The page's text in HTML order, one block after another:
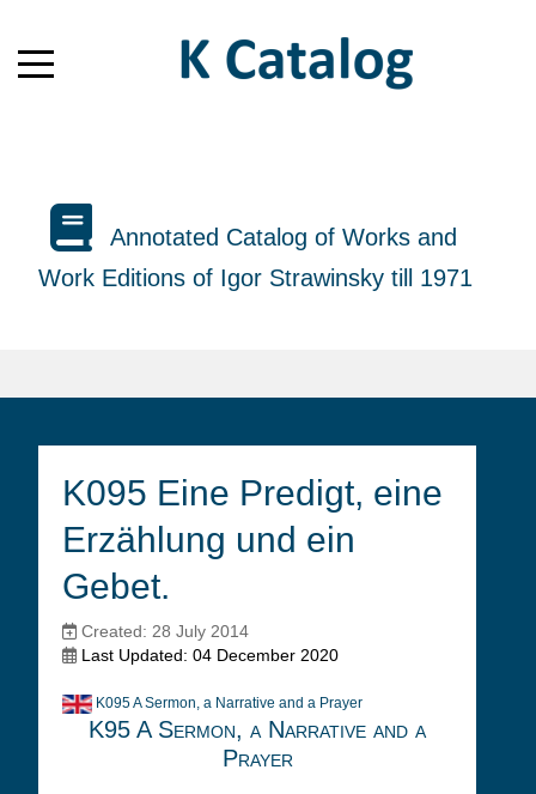
Annotated Catalog of Works and
Work Editions of Igor Strawinsky till 1971
K095 Eine Predigt, eine
Erzählung und ein
Gebet.
Created: 28 July 2014
Last Updated: 04 December 2020
K095 A Sermon, a Narrative and a Prayer
K95 A Sermon, a Narrative and a
Prayer